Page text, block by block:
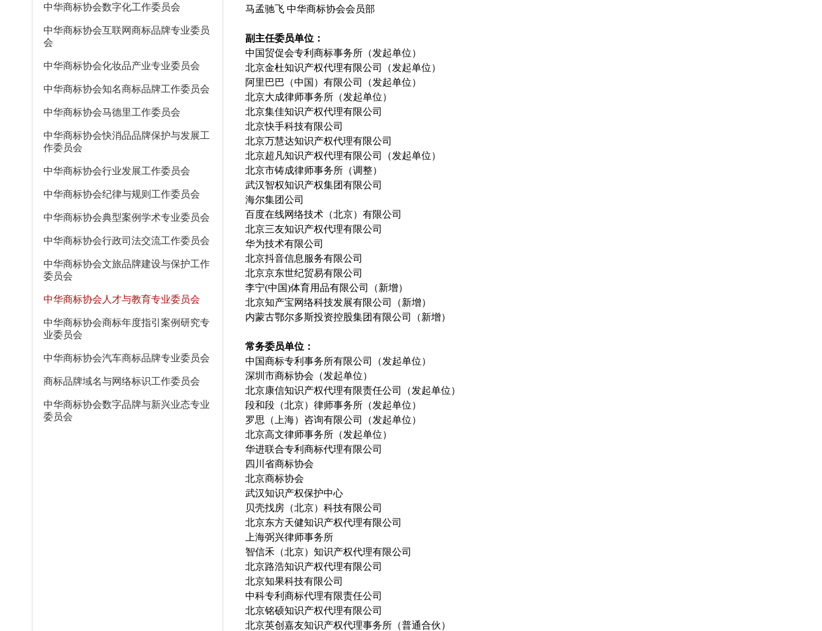
中华商标协会数字化工作委员会
中华商标协会互联网商标品牌专业委员
会
中华商标协会化妆品产业专业委员会
中华商标协会知名商标品牌工作委员会
中华商标协会马德里工作委员会
中华商标协会快消品品牌保护与发展工
作委员会
中华商标协会行业发展工作委员会
中华商标协会纪律与规则工作委员会
中华商标协会典型案例学术专业委员会
中华商标协会行政司法交流工作委员会
中华商标协会文旅品牌建设与保护工作
委员会
中华商标协会人才与教育专业委员会
中华商标协会商标年度指引案例研究专
业委员会
中华商标协会汽车商标品牌专业委员会
商标品牌域名与网络标识工作委员会
中华商标协会数字品牌与新兴业态专业
委员会
马孟驰飞 中华商标协会会员部
副主任委员单位：
中国贸促会专利商标事务所（发起单位）
北京金杜知识产权代理有限公司（发起单位）
阿里巴巴（中国）有限公司（发起单位）
北京大成律师事务所（发起单位）
北京集佳知识产权代理有限公司
北京快手科技有限公司
北京万慧达知识产权代理有限公司
北京超凡知识产权代理有限公司（发起单位）
北京市铸成律师事务所（调整）
武汉智权知识产权集团有限公司
海尔集团公司
百度在线网络技术（北京）有限公司
北京三友知识产权代理有限公司
华为技术有限公司
北京抖音信息服务有限公司
北京京东世纪贸易有限公司
李宁(中国)体育用品有限公司（新增）
北京知产宝网络科技发展有限公司（新增）
内蒙古鄂尔多斯投资控股集团有限公司（新增）
常务委员单位：
中国商标专利事务所有限公司（发起单位）
深圳市商标协会（发起单位）
北京康信知识产权代理有限责任公司（发起单位）
段和段（北京）律师事务所（发起单位）
罗思（上海）咨询有限公司（发起单位）
北京高文律师事务所（发起单位）
华进联合专利商标代理有限公司
四川省商标协会
北京商标协会
武汉知识产权保护中心
贝壳找房（北京）科技有限公司
北京东方天健知识产权代理有限公司
上海弼兴律师事务所
智信禾（北京）知识产权代理有限公司
北京路浩知识产权代理有限公司
北京知果科技有限公司
中科专利商标代理有限责任公司
北京铭硕知识产权代理有限公司
北京英创嘉友知识产权代理事务所（普通合伙）